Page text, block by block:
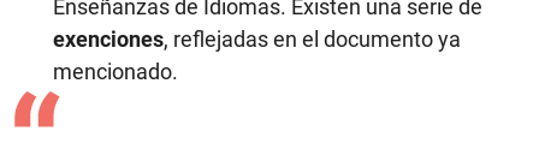
Enseñanzas de Idiomas. Existen una serie de
exenciones, reflejadas en el documento ya
mencionado.